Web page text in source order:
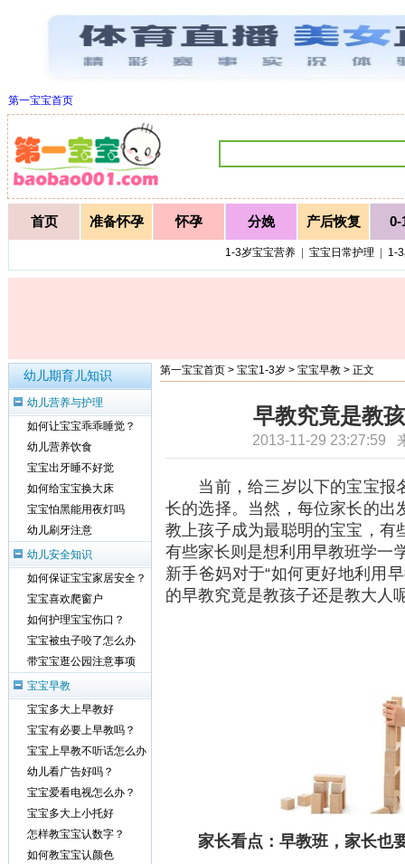
第一宝宝首页
首页 准备怀孕 怀孕 分娩 产后恢复 0-
1-3岁宝宝营养| 宝宝日常护理 1-
第一宝宝首页 > 宝宝1-3岁 > 宝宝早教 > 正文
早教究竟是教
2013-11-29 23:27:59
当前，给三岁以下的宝宝报
长的选择。当然，每位家长的出
教上孩子成为最聪明的宝宝，有
有些家长则是想利用早教班学
新手爸妈对于“如何更好地利用
的早教究竟是教孩子还是教大
家长看点：早教班，家长也
幼儿期育儿知识
幼儿营养与护理
如何让宝宝乖乖睡觉？
幼儿营养饮食
宝宝出牙睡不好觉
如何给宝宝换大床
宝宝怕黑能用夜灯吗
幼儿刷牙注意
幼儿安全知识
如何保证宝宝家居安全？
宝宝喜欢爬窗户
如何护理宝宝伤口？
宝宝被虫子咬了怎么办
带宝宝逛公园注意事项
宝宝早教
宝宝多大上早教好
宝宝有必要上早教吗？
宝宝上早教不听话怎么办
幼儿看广告好吗？
宝宝爱看电视怎么办？
宝宝多大上小托好
怎样教宝宝认数字？
如何教宝宝认颜色